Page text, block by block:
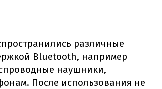
различные
Bluetooth, например
наушники,
После использования не